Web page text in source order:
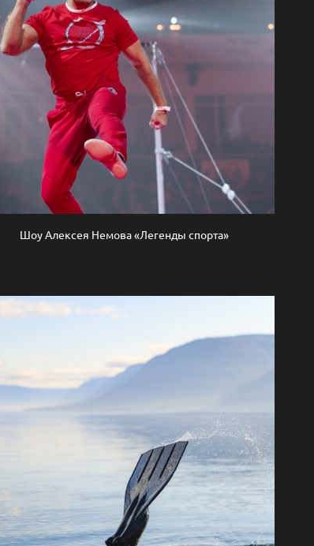
Шоу Алексея Немова «Легенды спорта»